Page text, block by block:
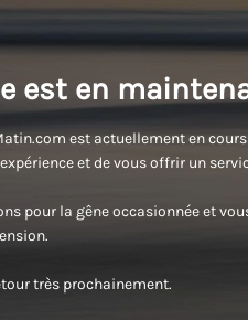
est en
est actuellement en
et de vous offrir un
pour la gêne occasionnée et
très prochainement.